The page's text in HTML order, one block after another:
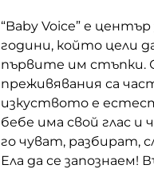
“Baby Voice” е
години, който цели
първите им стъпки.
преживявания са
изкуството е
бебе има свой глас и
го чуват, разбират,
Ела да се